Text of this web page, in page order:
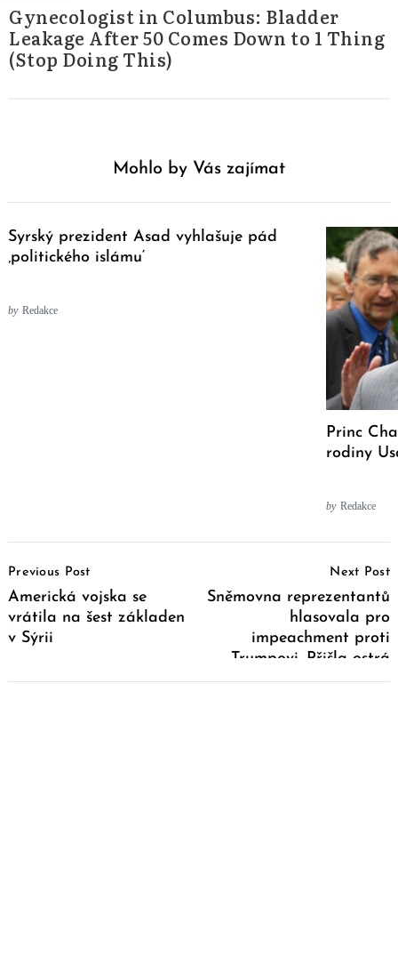
Gynecologist in Columbus: Bladder
Leakage After 50 Comes Down to 1 Thing
(Stop Doing This)
Mohlo by Vás zajímat
Syrský prezident Asad vyhlašuje pád
‚politického islámu‘
by Redakce
Princ
rodiny
by Redakce
Navigation
Previous Post
Americká vojska se
vrátila na šest základen
v Sýrii
Next Post
Sněmovna reprezentantů
hlasovala pro
impeachment proti
Trumpovi. Přišla ostrá
reakce